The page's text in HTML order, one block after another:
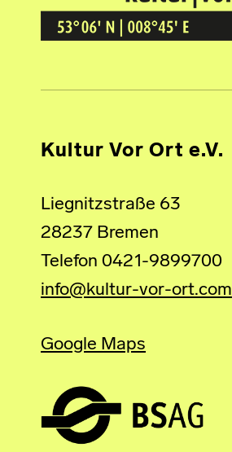
Kultur Vor Ort
BREMEN GRÖPELINGEN
Kultur Vor Ort e.V.
Liegnitzstraße 63
28237 Bremen
Telefon 0421-9899700
info@kultur-vor-ort.com
Google Maps